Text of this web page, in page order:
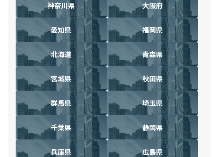
神奈川県 大阪府
愛知県 福岡県
北海道 青森県
宮城県 秋田県
群馬県 埼玉県
千葉県 静岡県
兵庫県 広島県